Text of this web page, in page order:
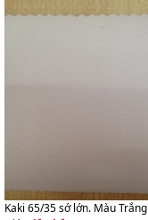
Kaki 65/35 sớ lớn. Màu Trắng